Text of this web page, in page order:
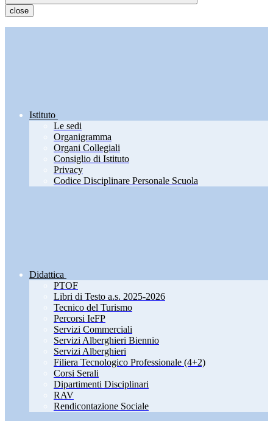
close
Istituto
Le sedi
Organigramma
Organi Collegiali
Consiglio di Istituto
Privacy
Codice Disciplinare Personale Scuola
Didattica
PTOF
Libri di Testo a.s. 2025-2026
Tecnico del Turismo
Percorsi IeFP
Servizi Commerciali
Servizi Alberghieri Biennio
Servizi Alberghieri
Filiera Tecnologico Professionale (4+2)
Corsi Serali
Dipartimenti Disciplinari
RAV
Rendicontazione Sociale